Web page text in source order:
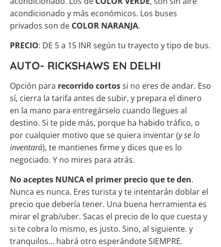
acondicionado y más económicos. Los buses
privados son de COLOR NARANJA.
PRECIO: DE 5 a 15 INR según tu trayecto y tipo de bus.
AUTO- RICKSHAWS EN DELHI
Opción para recorrido cortossi no eres de andar. Eso
sí, cierra la tarifa antes de subir, y prepara el dinero
en la mano para entregárselo cuando llegues al
destino. Si te pide más, porque ha habido tráfico, o
por cualquier motivo que se quiera inventar (y se lo
inventará), te mantienes firme y dices que es lo
negociado. Y no mires para atrás.
No aceptes NUNCA el primer precio que te den.
Nunca es nunca. Eres turista y te intentarán doblar el
precio que debería tener. Una buena herramienta es
mirar el grab/uber. Sacas el precio de lo que cuesta y
si te cobra lo mismo, es justo. Sino, al siguiente. y
tranquilos… habrá otro esperándote SIEMPRE.